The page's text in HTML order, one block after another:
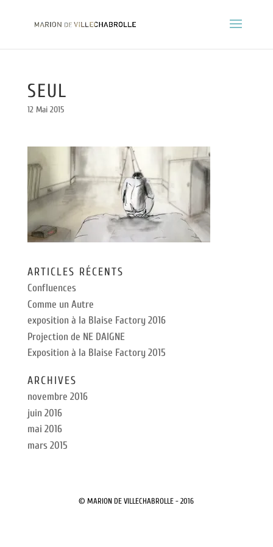
SEUL
12 Mai 2015
ARTICLES RÉCENTS
Confluences
Comme un Autre
exposition à la Blaise Factory 2016
Projection de NE DAIGNE
Exposition à la Blaise Factory 2015
ARCHIVES
novembre 2016
juin 2016
mai 2016
mars 2015
© MARION DE VILLECHABROLLE - 2016